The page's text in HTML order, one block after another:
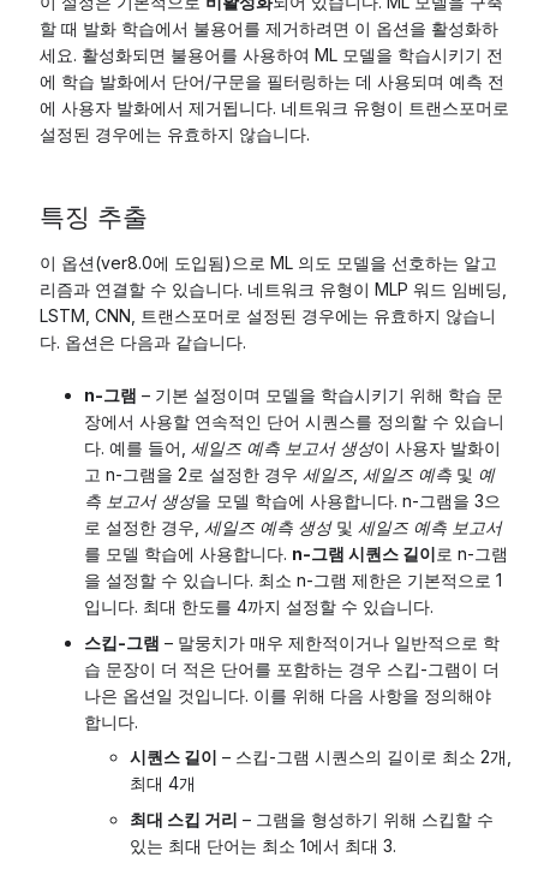
할 때 발화 학습에서 불용어를 제거하려면 이 옵션을 활성화하
세요. 활성화되면 불용어를 사용하여 ML 모델을 학습시키기 전
에 학습 발화에서 단어/구문을 필터링하는 데 사용되며 예측 전
에 사용자 발화에서 제거됩니다. 네트워크 유형이 트랜스포머로
설정된 경우에는 유효하지 않습니다.
특징 추출
이 옵션(ver8.0에 도입됨)으로 ML 의도 모델을 선호하는 알고
리즘과 연결할 수 있습니다. 네트워크 유형이 MLP 워드 임베딩,
LSTM, CNN, 트랜스포머로 설정된 경우에는 유효하지 않습니
다. 옵션은 다음과 같습니다.
n-그램 – 기본 설정이며 모델을 학습시키기 위해 학습 문
장에서 사용할 연속적인 단어 시퀀스를 정의할 수 있습니
다. 예를 들어, 세일즈 예측 보고서 생성이 사용자 발화이
고 n-그램을 2로 설정한 경우 세일즈, 세일즈 예측 및 예
측 보고서 생성을 모델 학습에 사용합니다. n-그램을 3으
로 설정한 경우, 세일즈 예측 생성및 세일즈 예측 보고서
를 모델 학습에 사용합니다. n-그램 시퀀스 길이 로 n-그램
을 설정할 수 있습니다. 최소 n-그램 제한은 기본적으로 1
입니다. 최대 한도를 4까지 설정할 수 있습니다.
스킵-그램 – 말뭉치가 매우 제한적이거나 일반적으로 학
습 문장이 더 적은 단어를 포함하는 경우 스킵-그램이 더
나은 옵션일 것입니다. 이를 위해 다음 사항을 정의해야
합니다.
시퀀스 길이 – 스킵-그램 시퀀스의 길이로 최소 2개,
최대 4개
최대 스킵 거리 – 그램을 형성하기 위해 스킵할 수
있는 최대 단어는 최소 1에서 최대 3.